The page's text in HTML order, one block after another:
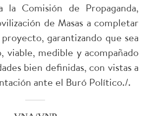
la Comisión de Propaganda,
de Masas a completar
garantizando que sea
viable, medible y acompañado
bien definidas, con vistas a
ante el Buró Político./.